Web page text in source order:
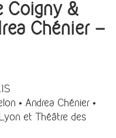
Coigny &
Chénier –
• Andrea Chénier •
et Théâtre des